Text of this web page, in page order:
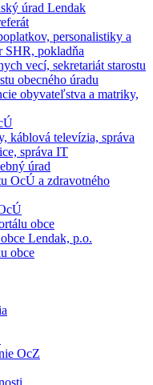
úrad Lendak
personalistiky a
SHR, pokladňa
vecí, sekretariát starostu
obecného úradu
obyvateľstva a matriky,
káblová televízia, správa
správa IT
úrad
OcÚ a zdravotného
obce
Lendak, p.o.
obce
OcZ